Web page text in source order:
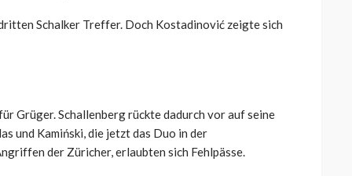
Schalker Treffer. Doch Kostadinović zeigte sich
Grüger. Schallenberg rückte dadurch vor auf seine
und Kamiński, die jetzt das Duo in der
der Züricher, erlaubten sich Fehlpässe.